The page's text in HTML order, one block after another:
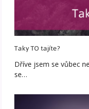
Taky TO tajíte?
Dříve jsem se vůbec
se…